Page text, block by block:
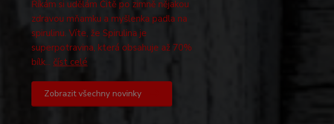
Říkám si udělám Čitě po zimně nějakou
zdravou mňamku a myšlenka padla na
spirulinu. Víte, že Spirulina je
superpotravina, která obsahuje až 70%
bílk... číst celé
Zobrazit všechny novinky